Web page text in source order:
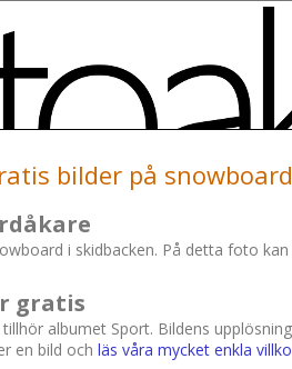
bilder på
i skidbacken. På detta foto
gratis
tillhör albumet Sport. Bildens
en bild ochläs våra mycket enkla